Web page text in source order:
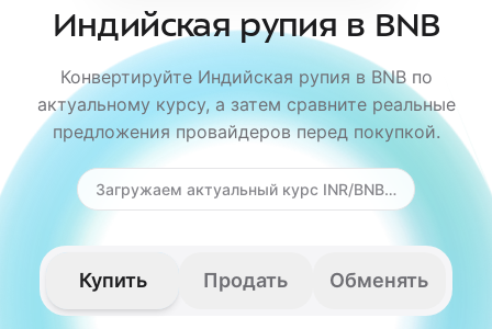
Индийская рупия в BNB
Конвертируйте Индийская рупия в BNB по
актуальному курсу, а затем сравните реальные
предложения провайдеров перед покупкой.
Загружаем актуальный курс INR/BNB…
Купить Продать Обменять